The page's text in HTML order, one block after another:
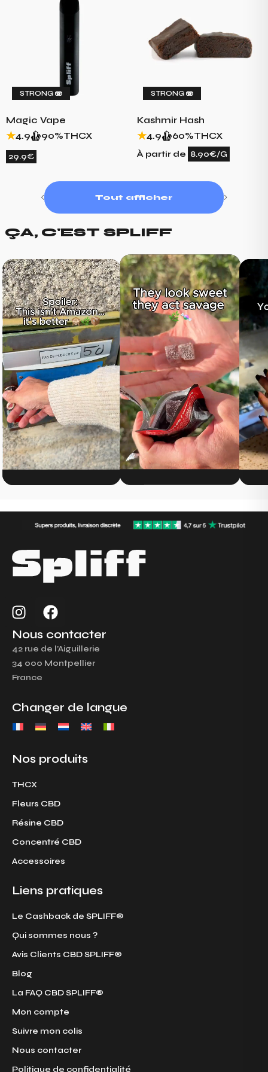
STRONG 🫨
Magic Vape
4.9
90%THCX
29.9€
STRONG 🫨
Kashmir Hash
4.9
60%THCX
À partir de 8.90€/G
Tout afficher
ÇA, C'EST SPLIFF
I
n
s
t
a
g
a
m
F
a
c
e
b
k
Nous contacter
42 rue de l’Aiguillerie
34 000 Montpellier
France
Changer de langue
Nos produits
THCX
Fleurs CBD
Résine CBD
Concentré CBD
Accessoires
Liens pratiques
Le Cashback de SPLIFF®
Qui sommes nous ?
Avis Clients CBD SPLIFF®
Blog
La FAQ CBD SPLIFF®
Mon compte
Suivre mon colis
Nous contacter
Politique de confidentialité